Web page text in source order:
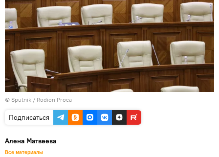
© Sputnik / Rodion Proca
Подписаться
Алена Матвеева
Все материалы